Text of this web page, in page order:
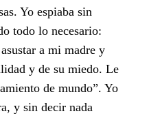
Yo espiaba sin
todo lo necesario:
a mi madre y
y de su miedo. Le
de mundo”. Yo
y sin decir nada